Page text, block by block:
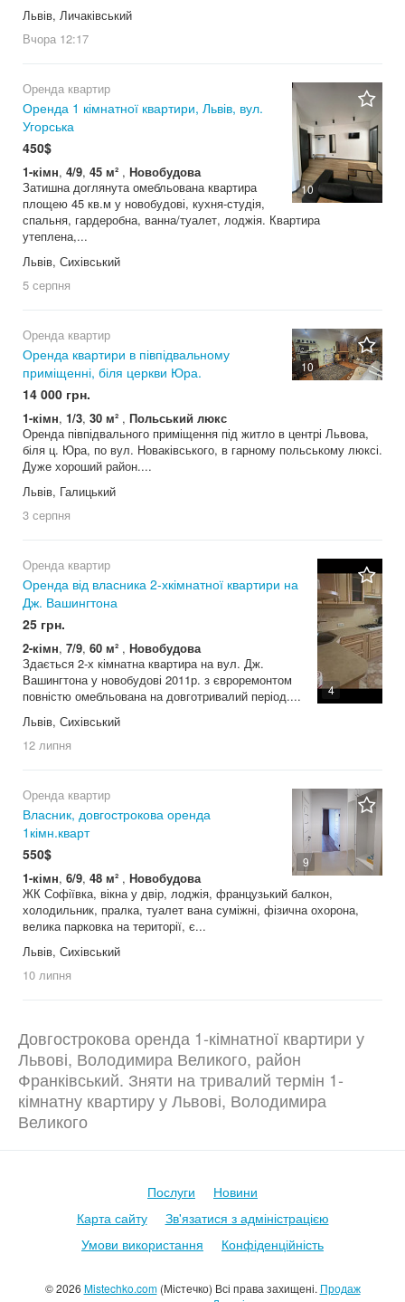
Львів, Личаківський
Вчора 12:17
10
Оренда квартир
Оренда 1 кімнатної квартири, Львів, вул.
Угорська
450$
1-кімн, 4/9, 45 м² , Новобудова
Затишна доглянута омебльована квартира
площею 45 кв.м у новобудові, кухня-студія,
спальня, гардеробна, ванна/туалет, лоджія. Квартира
утеплена,...
Львів, Сихівський
5 серпня
10
Оренда квартир
Оренда квартири в півпідвальному
приміщенні, біля церкви Юра.
14 000 грн.
1-кімн, 1/3, 30 м² , Польський люкс
Оренда півпідвального приміщення під житло в центрі Львова,
біля ц. Юра, по вул. Новаківського, в гарному польському люксі.
Дуже хороший район....
Львів, Галицький
3 серпня
4
Оренда квартир
Оренда від власника 2-хкімнатної квартири на
Дж. Вашингтона
25 грн.
2-кімн, 7/9, 60 м² , Новобудова
Здається 2-х кімнатна квартира на вул. Дж.
Вашингтона у новобудові 2011р. з євроремонтом
повністю омебльована на довготривалий період....
Львів, Сихівський
12 липня
9
Оренда квартир
Власник, довгострокова оренда
1кімн.кварт
550$
1-кімн, 6/9, 48 м² , Новобудова
ЖК Софіївка, вікна у двір, лоджія, французький балкон,
холодильник, пралка, туалет вана суміжні, фізична охорона,
велика парковка на території, є...
Львів, Сихівський
10 липня
Довгострокова оренда 1-кімнатної квартири у
Львові, Володимира Великого, район
Франківський. Зняти на тривалий термін 1-
кімнатну квартиру у Львові, Володимира
Великого
© 2026 Mistechko.com(Містечко) Всі права захищені. Продаж
Послуги
Новини
Карта сайту
Зв'язатися з адміністрацією
Умови використання
Конфіденційність